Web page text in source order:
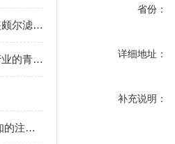
如何在较短时间内学会安装颇尔滤芯？
颇尔滤芯为何广受大各个行业的青睐？
福林空压机滤芯,你不可不知的注意事项
省份：
详细地址：
补充说明：